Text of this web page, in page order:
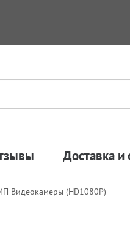
Доставка и
Видеокамеры (HD1080P)